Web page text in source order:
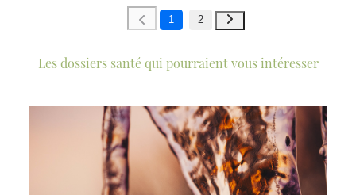
1 2
Les dossiers santé qui pourraient vous intéresser